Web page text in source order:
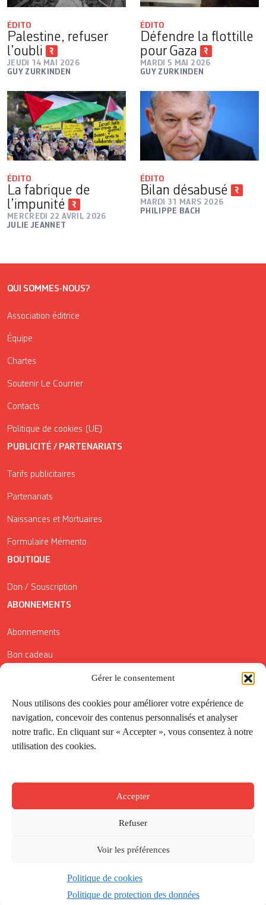
Gérer le consentement
Nous utilisons des cookies pour améliorer votre expérience de
navigation, concevoir des contenus personnalisés et analyser
notre trafic. En cliquant sur « Accepter », vous consentez à notre
utilisation des cookies.
Accepter
Refuser
Voir les préférences
Politique de cookies
Politique de protection des données
ÉDITO
Palestine, refuser
l’oubli
JEUDI 14 MAI 2026
GUY ZURKINDEN
ÉDITO
Défendre la flottille
pour Gaza
MARDI 5 MAI 2026
GUY ZURKINDEN
ÉDITO
La fabrique de
l’impunité
MERCREDI 22 AVRIL 2026
JULIE JEANNET
ÉDITO
Bilan désabusé
MARDI 31 MARS 2026
PHILIPPE BACH
QUI SOMMES-NOUS?
Association éditrice
Équipe
Chartes
Soutenir Le Courrier
Contacts
Politique de cookies (UE)
PUBLICITÉ / PARTENARIATS
Tarifs publicitaires
Partenariats
Naissances et Mortuaires
Formulaire Mémento
BOUTIQUE
Don / Souscription
ABONNEMENTS
Abonnements
Bon cadeau
Conditions générales de vente
Réductions de la Carte Côté Courrier
Application